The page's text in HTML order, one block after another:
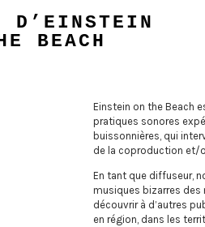
D’EINSTEIN
BEACH
Einstein on the Beach
pratiques sonores
buissonnières, qui
de la coproduction et/
En tant que diffuseur,
musiques bizarres des
découvrir à d’autres
en région, dans les